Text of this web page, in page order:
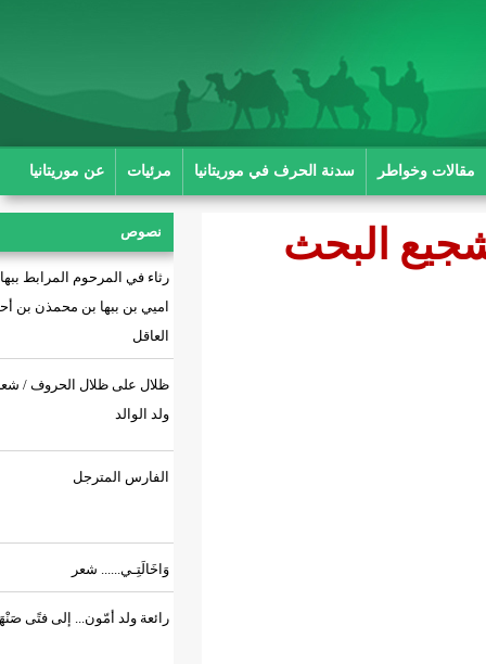
الحرف في موريتانيا مرئيات عن موريتانيا
نصوص
رثاء في المرحوم المرابط ببها بن
اميي بن ببها بن محمذن بن أحمد بن
ظلال على ظلال الحروف / شعر: أحمد
رائعة ولد أمّون... إلى فتًى صَنْهَاجِي.!